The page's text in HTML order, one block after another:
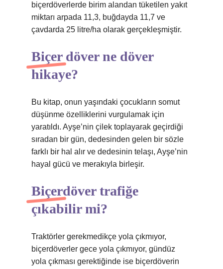
biçerdöverlerde birim alandan tüketilen yakıt
miktarı arpada 11,3, buğdayda 11,7 ve
çavdarda 25 litre/ha olarak gerçekleşmiştir.
Biçer döver ne döver
hikaye?
Bu kitap, onun yaşındaki çocukların somut
düşünme özelliklerini vurgulamak için
yaratıldı. Ayşe’nin çilek toplayarak geçirdiği
sıradan bir gün, dedesinden gelen bir sözle
farklı bir hal alır ve dedesinin telaşı, Ayşe’nin
hayal gücü ve merakıyla birleşir.
Biçerdöver trafiğe
çıkabilir mi?
Traktörler gerekmedikçe yola çıkmıyor,
biçerdöverler gece yola çıkmıyor, gündüz
yola çıkması gerektiğinde ise biçerdöverin